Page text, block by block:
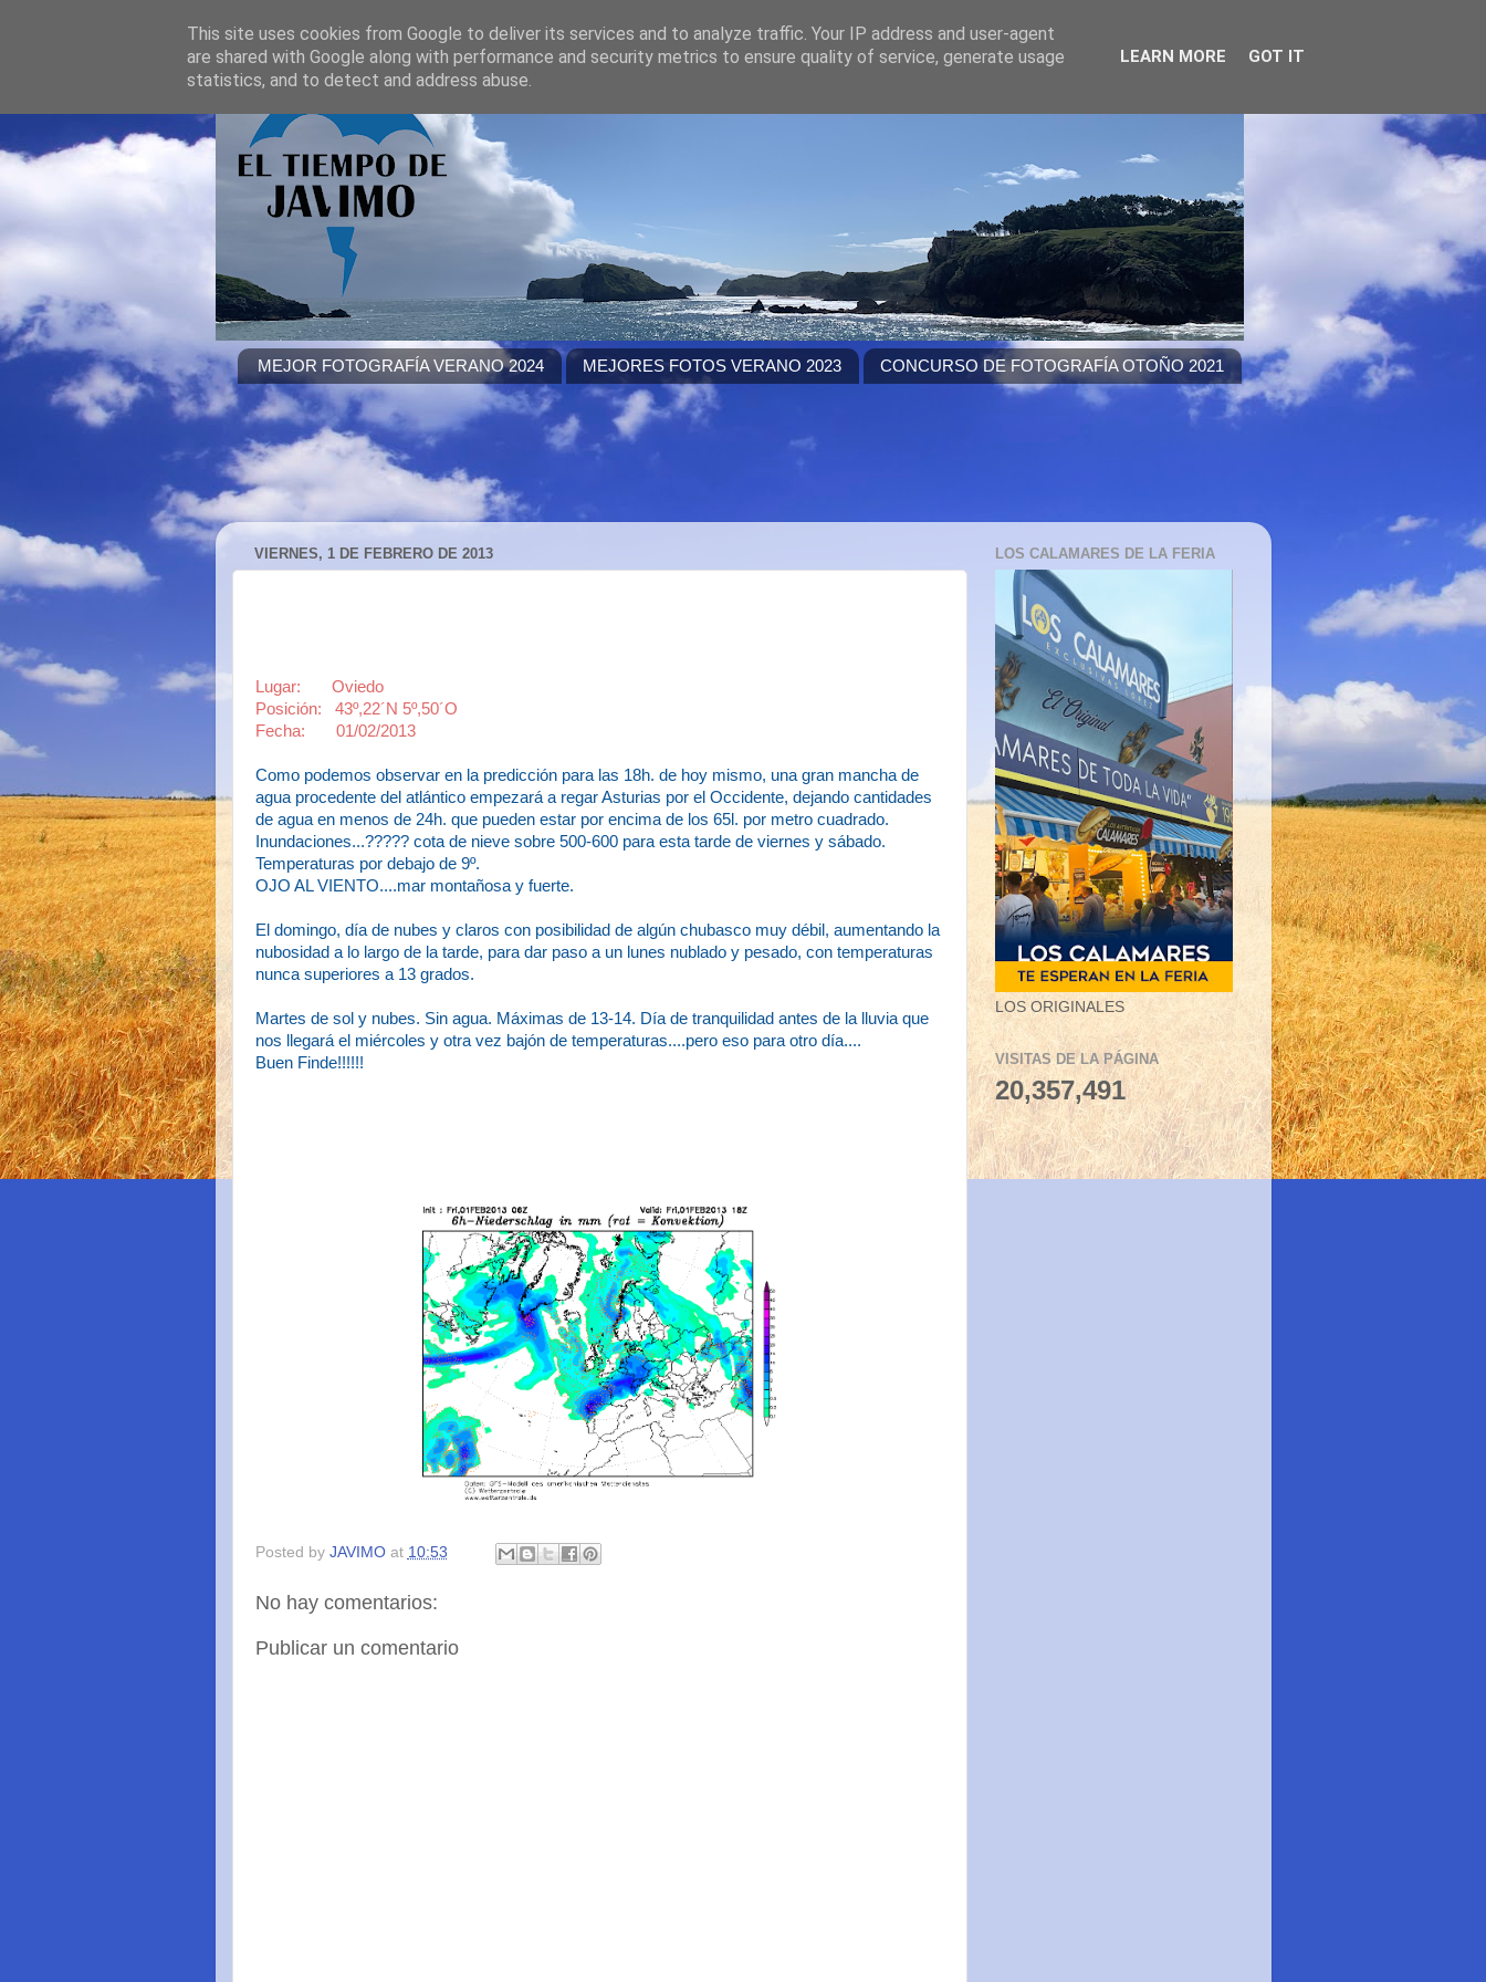
MEJOR FOTOGRAFÍA VERANO 2024 MEJORES FOTOS VERANO 2023 CONCURSO DE FOTOGRAFÍA OTOÑO 2021
VIERNES, 1 DE FEBRERO DE 2013
Lugar: Oviedo
Posición: 43º,22´N 5º,50´O
Fecha: 01/02/2013
Como podemos observar en la predicción para las 18h. de hoy mismo, una gran mancha de
agua procedente del atlántico empezará a regar Asturias por el Occidente, dejando cantidades
de agua en menos de 24h. que pueden estar por encima de los 65l. por metro cuadrado.
Inundaciones...????? cota de nieve sobre 500-600 para esta tarde de viernes y sábado.
Temperaturas por debajo de 9º.
OJO AL VIENTO....mar montañosa y fuerte.
El domingo, día de nubes y claros con posibilidad de algún chubasco muy débil, aumentando la
nubosidad a lo largo de la tarde, para dar paso a un lunes nublado y pesado, con temperaturas
nunca superiores a 13 grados.
Martes de sol y nubes. Sin agua. Máximas de 13-14. Día de tranquilidad antes de la lluvia que
nos llegará el miércoles y otra vez bajón de temperaturas....pero eso para otro día....
Buen Finde!!!!!!
Posted by JAVIMO at 10:53
No hay comentarios:
Publicar un comentario
LOS CALAMARES DE LA FERIA
LOS ORIGINALES
VISITAS DE LA PÁGINA
20,357,491
This site uses cookies from Google to deliver its services and to analyze traffic. Your IP address and user-agent
are shared with Google along with performance and security metrics to ensure quality of service, generate usage
statistics, and to detect and address abuse.
LEARN MORE GOT IT